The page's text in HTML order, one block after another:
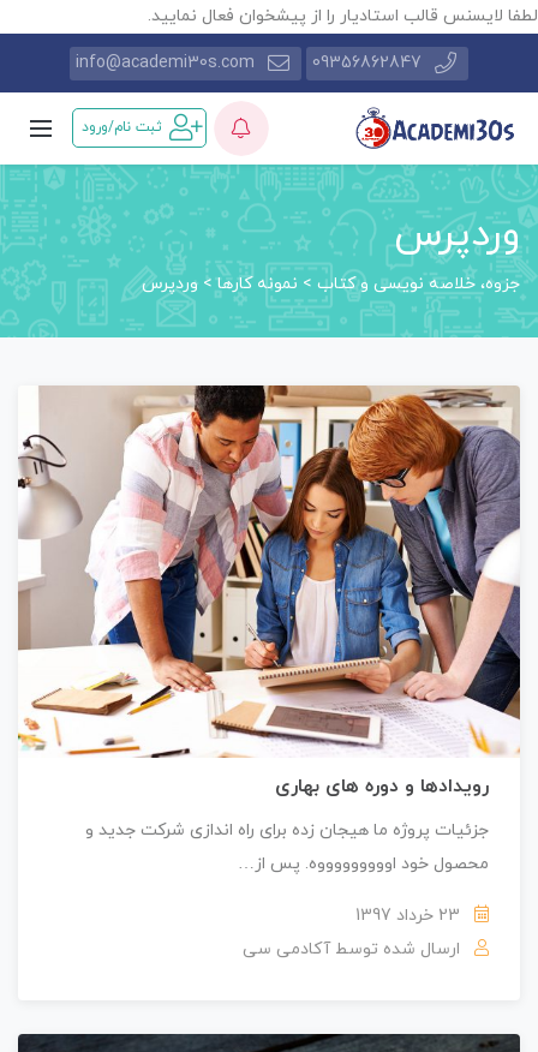
لطفا لایسنس قالب استادیار را از پیشخوان فعال نمایید.
09356862847
info@academi30s.com
ثبت نام/ورود
وردپرس
جزوه، خلاصه نویسی و کتاب> نمونه کارها> وردپرس
رویدادها و دوره های بهاری
جزئیات پروژه ما هیجان زده برای راه اندازی شرکت جدید و
محصول خود اوووووووووه. پس از…
23 خرداد 1397
ارسال شده توسط آکادمی سی